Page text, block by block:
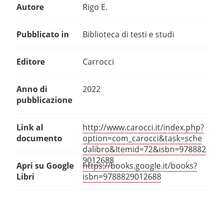
Autore Rigo E.
Pubblicato in Biblioteca di testi e studi
Editore Carrocci
Anno di
pubblicazione
2022
Link al
documento
http://www.carocci.it/index.php?
option=com_carocci&task=sche
dalibro&Itemid=72&isbn=978882
9012688
Apri su Google
Libri
https://books.google.it/books?
isbn=9788829012688